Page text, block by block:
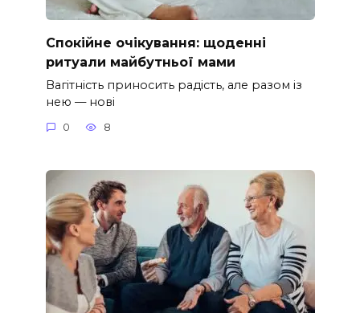
Спокійне очікування: щоденні
ритуали майбутньої мами
Вагітність приносить радість, але разом із
нею — нові
0 8